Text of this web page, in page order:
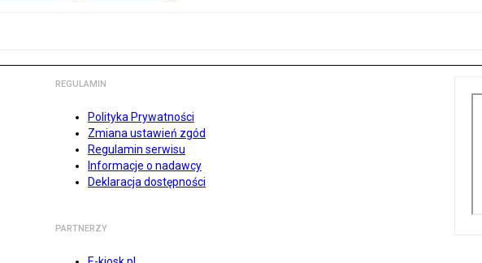
REGULAMIN
Polityka Prywatności
Zmiana ustawień zgód
Regulamin serwisu
Informacje o nadawcy
Deklaracja dostępności
PARTNERZY